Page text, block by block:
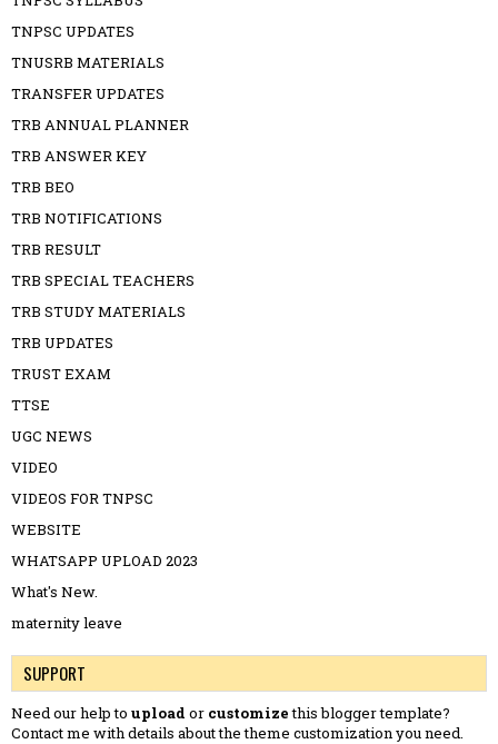
TNPSC UPDATES
TNUSRB MATERIALS
TRANSFER UPDATES
TRB ANNUAL PLANNER
TRB ANSWER KEY
TRB BEO
TRB NOTIFICATIONS
TRB RESULT
TRB SPECIAL TEACHERS
TRB STUDY MATERIALS
TRB UPDATES
TRUST EXAM
TTSE
UGC NEWS
VIDEO
VIDEOS FOR TNPSC
WEBSITE
WHATSAPP UPLOAD 2023
What's New.
maternity leave
SUPPORT
Need our help to upload or customizethis blogger template?
Contact me with details about the theme customization you need.